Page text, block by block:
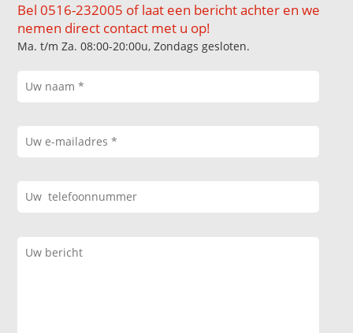
Bel 0516-232005 of laat een bericht achter en we
nemen direct contact met u op!
Ma. t/m Za. 08:00-20:00u, Zondags gesloten.